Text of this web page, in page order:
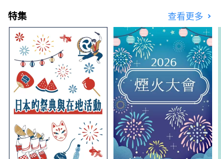
特集 查看更多